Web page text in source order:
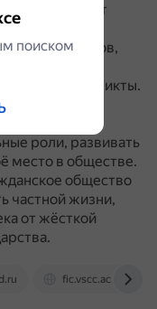
обучают
разного
и взглядов,
умение
конфликты.
участия в
роли, развивать
место в обществе.
общество
частной жизни,
от жёсткой
fic.vscc.ac.ru
поиском